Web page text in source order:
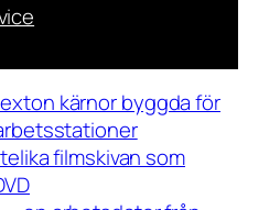
kärnor byggda för
filmskivan som